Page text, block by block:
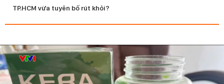
TP.HCM vừa tuyên bố rút khỏi?